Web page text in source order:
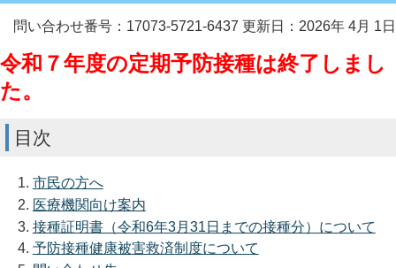
問い合わせ番号：17073-5721-6437 更新日：2026年 4月 1日
令和７年度の定期予防接種は終了しまし
た。
目次
市民の方へ
医療機関向け案内
接種証明書（令和6年3月31日までの接種分）について
予防接種健康被害救済制度について